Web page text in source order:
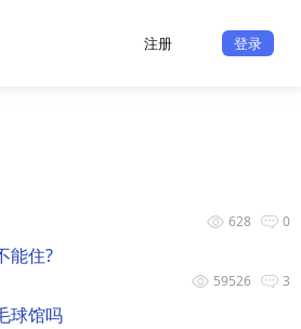
注册 登录
0
628
能住?
3
59526
球馆吗